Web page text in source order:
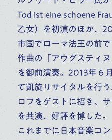
海老 彰子
高校 大学
大学・大学院（修士）
大学・大学院（博士）
ピアノ
Tod ist eine schoene
乙女）を初演のほか、
市国でローマ法王の前
作曲の「アウグスティ
を御前演奏。2013年６
て凱旋リサイタルを行
ロフをゲストに招き、
を共演、好評を博した。
これまでに日本音楽コ